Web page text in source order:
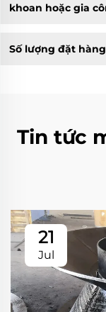
khoan hoặc gia
Số lượng đặt
Tin tức
21
Jul